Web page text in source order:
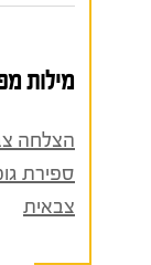
מילות
הצלחה
ספירת
צבאית